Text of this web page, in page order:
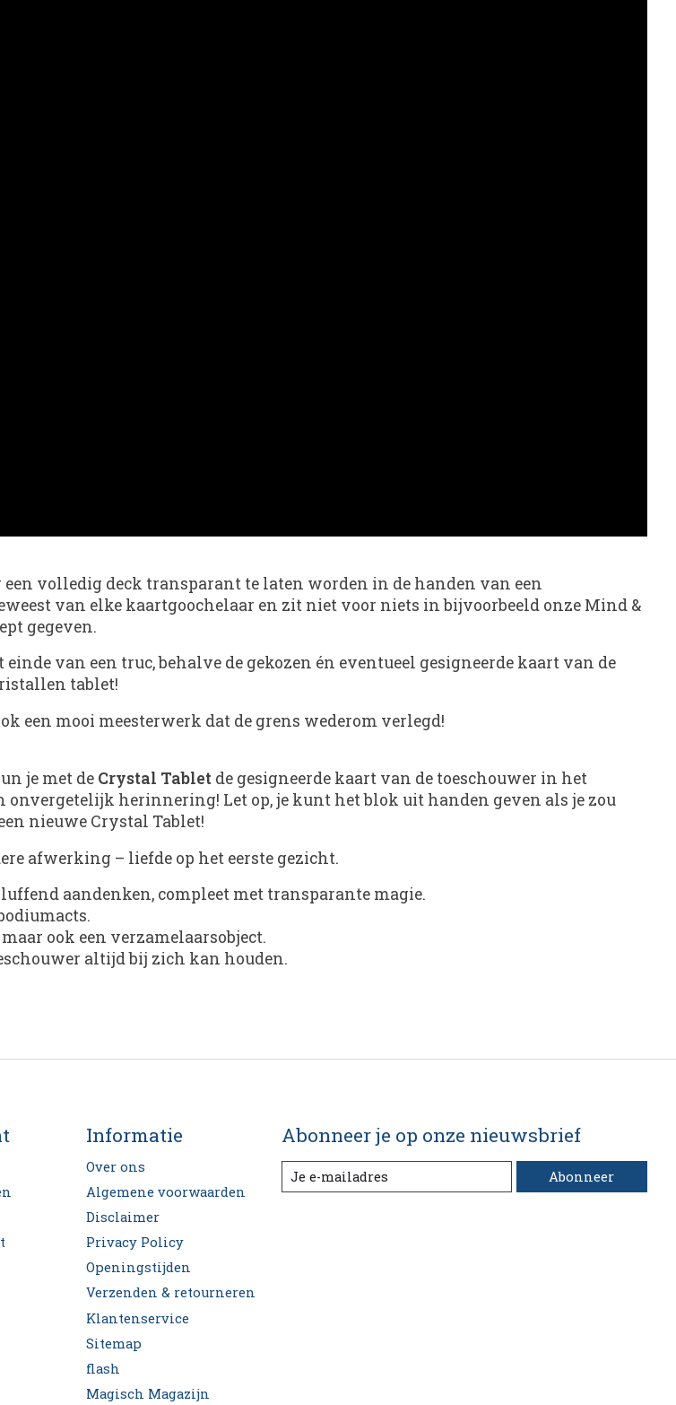
volledig deck transparant te laten worden in de handen van een
van elke kaartgoochelaar en zit niet voor niets in bijvoorbeeld onze Mind &
gegeven.
van een truc, behalve de gekozen én eventueel gesigneerde kaart van de
tablet!
een mooi meesterwerk dat de grens wederom verlegd!
je met de Crystal Tablet de gesigneerde kaart van de toeschouwer in het
herinnering! Let op, je kunt het blok uit handen geven als je zou
nieuwe Crystal Tablet!
afwerking – liefde op het eerste gezicht.
aandenken, compleet met transparante magie.
ook een verzamelaarsobject.
altijd bij zich kan houden.
Informatie
Over ons
Algemene voorwaarden
Disclaimer
Privacy Policy
Openingstijden
Verzenden & retourneren
Klantenservice
Sitemap
flash
Magisch Magazijn
Abonneer je op onze nieuwsbrief
Abonneer